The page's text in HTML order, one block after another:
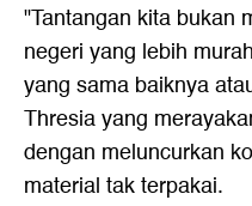
"Tantangan kita bukan
negeri yang lebih
yang sama baiknya
Thresia yang
dengan meluncurkan
material tak terpakai.